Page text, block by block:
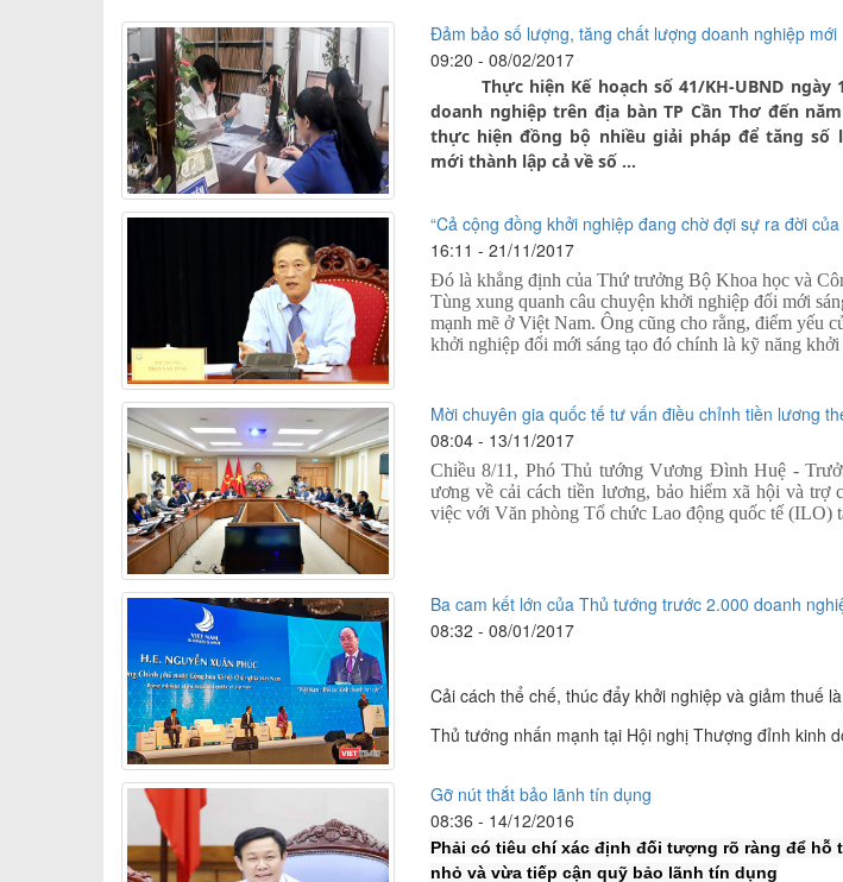
Đảm bảo số lượng, tăng chất lượng doanh nghiệp mới
09:20 - 08/02/2017
Thực hiện Kế hoạch số 41/KH-UBND ngày
doanh nghiệp trên địa bàn TP Cần Thơ đến
thực hiện đồng bộ nhiều giải pháp để tăng số
mới thành lập cả về số ...
“Cả cộng đồng khởi nghiệp đang chờ đợi sự ra đời
16:11 - 21/11/2017
Đó là khẳng định của Thứ trưởng Bộ Khoa học và
Tùng xung quanh câu chuyện khởi nghiệp đổi mới
mạnh mẽ ở Việt Nam. Ông cũng cho rằng, điểm yếu
khởi nghiệp đổi mới sáng tạo đó chính là kỹ năng khởi
Mời chuyên gia quốc tế tư vấn điều chỉnh tiền lương
08:04 - 13/11/2017
Chiều 8/11, Phó Thủ tướng Vương Đình Huệ -
ương về cải cách tiền lương, bảo hiểm xã hội và trợ
việc với Văn phòng Tổ chức Lao động quốc tế (ILO)
Ba cam kết lớn của Thủ tướng trước 2.000 doanh
08:32 - 08/01/2017
Cải cách thể chế, thúc đẩy khởi nghiệp và giảm thuế
Thủ tướng nhấn mạnh tại Hội nghị Thượng đỉnh kinh
Gỡ nút thắt bảo lãnh tín dụng
08:36 - 14/12/2016
Phải có tiêu chí xác định đối tượng rõ ràng để hỗ
nhỏ và vừa tiếp cận quỹ bảo lãnh tín dụng